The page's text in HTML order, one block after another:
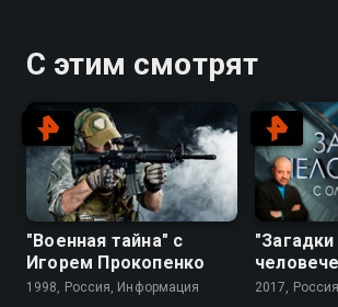
С этим смотрят
"Военная тайна" с
Игорем Прокопенко
1998, Россия, Информация
"Загадки
Олегом
2017,